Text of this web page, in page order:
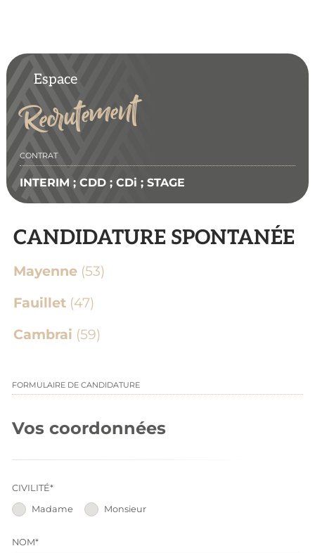
Espace
Recrutement
CONTRAT
INTERIM ; CDD ; CDi ; STAGE
CANDIDATURE SPONTANÉE
Mayenne(53)
Fauillet(47)
Cambrai (59)
FORMULAIRE DE CANDIDATURE
Vos coordonnées
CIVILITÉ*
Madame Monsieur
NOM*